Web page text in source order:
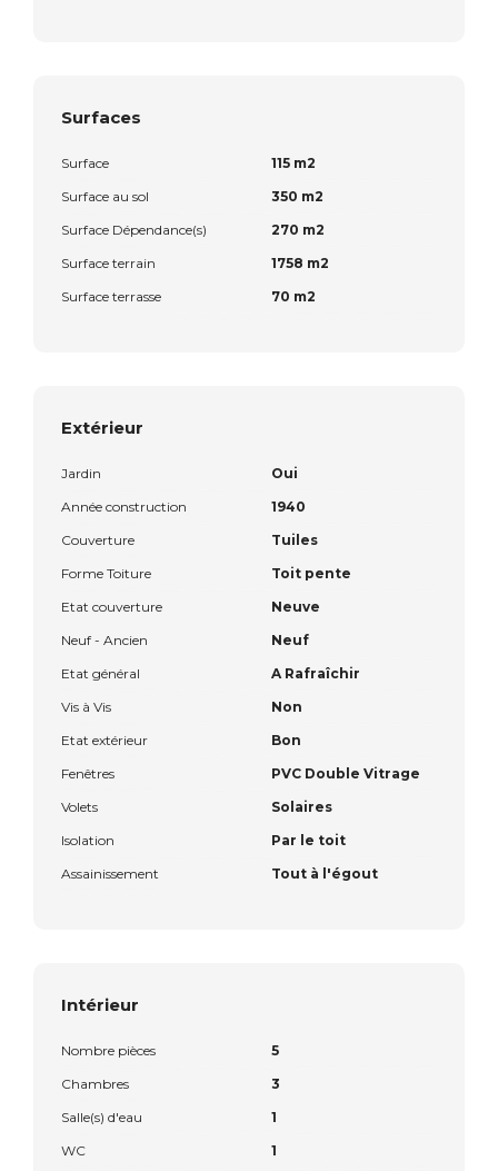
Surfaces
Surface
115 m2
Surface au sol
350 m2
Surface Dépendance(s)
270 m2
Surface terrain
1758 m2
Surface terrasse
70 m2
Extérieur
Jardin
Oui
Année construction
1940
Couverture
Tuiles
Forme Toiture
Toit pente
Etat couverture
Neuve
Neuf - Ancien
Neuf
Etat général
A Rafraîchir
Vis à Vis
Non
Etat extérieur
Bon
Fenêtres
PVC Double Vitrage
Volets
Solaires
Isolation
Par le toit
Assainissement
Tout à l'égout
Intérieur
Nombre pièces
5
Chambres
3
Salle(s) d'eau
1
WC
1